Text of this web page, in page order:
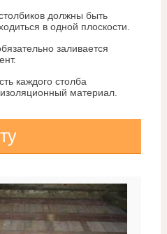
должны быть
в одной плоскости.
заливается
каждого столба
материал.